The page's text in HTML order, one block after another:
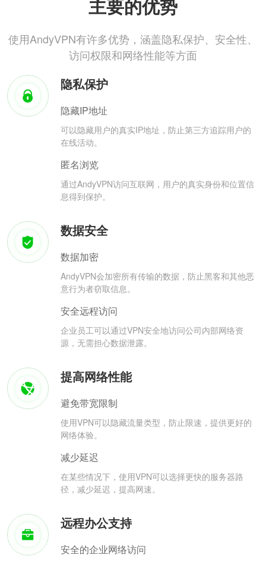
主要的优势
使用AndyVPN有许多优势，涵盖隐私保护、安全性、
访问权限和网络性能等方面
隐私保护
隐藏IP地址
可以隐藏用户的真实IP地址，防止第三方追踪用户的
在线活动。
匿名浏览
通过AndyVPN访问互联网，用户的真实身份和位置信
息得到保护。
数据安全
数据加密
AndyVPN会加密所有传输的数据，防止黑客和其他恶
意行为者窃取信息。
安全远程访问
企业员工可以通过VPN安全地访问公司内部网络资
源，无需担心数据泄露。
提高网络性能
避免带宽限制
使用VPN可以隐藏流量类型，防止限速，提供更好的
网络体验。
减少延迟
在某些情况下，使用VPN可以选择更快的服务器路
径，减少延迟，提高网速。
远程办公支持
安全的企业网络访问